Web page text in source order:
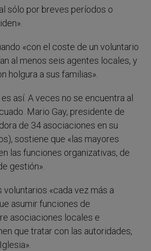
sólo por breves períodos o
«con el coste de un voluntario
al menos seis agentes locales, y
holgura a sus familias».
así. A veces no se encuentra al
Mario Gay, presidente de
de 34 asociaciones en su
sostiene que «las mayores
las funciones organizativas, de
gestión».
«cada vez más a
asumir funciones de
asociaciones locales e
que tratar con las autoridades,